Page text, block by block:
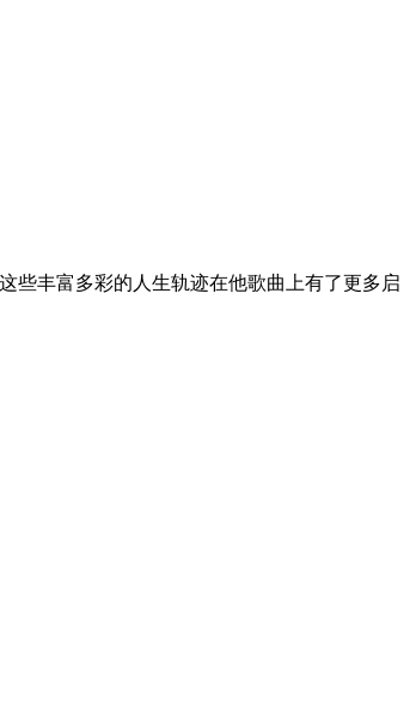
些丰富多彩的人生轨迹在他歌曲上有了更多启